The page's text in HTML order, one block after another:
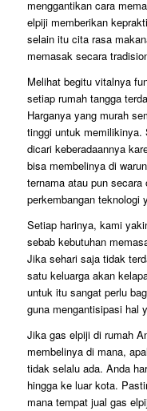
menggantikan cara
elpiji memberikan
selain itu cita rasa
memasak secara
Melihat begitu vitalnya
setiap rumah tangga
Harganya yang murah
tinggi untuk memilikinya.
dicari keberadaannya
bisa membelinya di
ternama atau pun
perkembangan teknologi
Setiap harinya, kami
sebab kebutuhan
Jika sehari saja tidak
satu keluarga akan
untuk itu sangat perlu
guna mengantisipasi hal
Jika gas elpiji di rumah
membelinya di mana,
tidak selalu ada. Anda
hingga ke luar kota.
mana tempat jual gas